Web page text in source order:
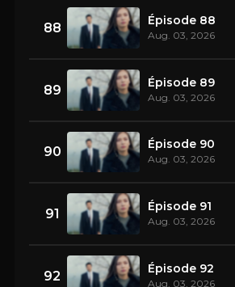
88 Épisode 88
Aug. 03, 2026
89 Épisode 89
Aug. 03, 2026
90 Épisode 90
Aug. 03, 2026
91 Épisode 91
Aug. 03, 2026
92 Épisode 92
Aug. 03, 2026